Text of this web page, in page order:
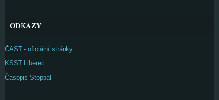
ODKAZY
ČAST - oficiální stránky
KSST Liberec
Časopis Stopbal